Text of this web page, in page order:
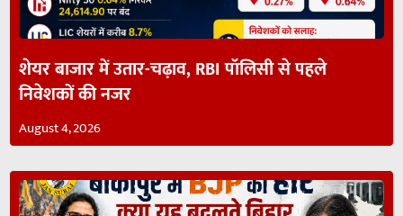
शेयर बाजार में उतार-चढ़ाव, RBI पॉलिसी से पहले
निवेशकों की नजर
August 4, 2026